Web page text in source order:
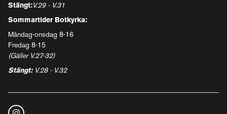
Stängt:V.29 - V.31
Sommartider Botkyrka:
Måndag-onsdag 8-16
Fredag 8-15
(Gäller V.27-32)
Stängt: V.28 - V.32